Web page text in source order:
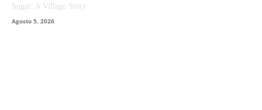
Sugar: A Village Story
Agosto 5, 2026